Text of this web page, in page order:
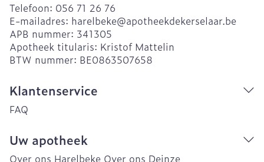
Telefoon: 056 71 26 76
E-mailadres: harelbeke@apotheekdekerselaar.be
APB nummer: 341305
Apotheek titularis: Kristof Mattelin
BTW nummer: BE0863507658
Klantenservice
FAQ
Uw apotheek
Over ons Harelbeke Over ons Deinze